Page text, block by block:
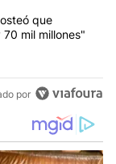
para 'atajar'
que
mil millones"
por